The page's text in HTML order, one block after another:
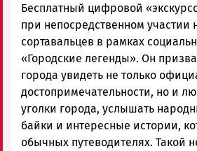
Бесплатный цифровой
при непосредственном
сортавальцев в рамках
«Городские легенды». Он
города увидеть не только
достопримечательности, но и
уголки города, услышать
байки и интересные истории,
обычных путеводителях. Такой